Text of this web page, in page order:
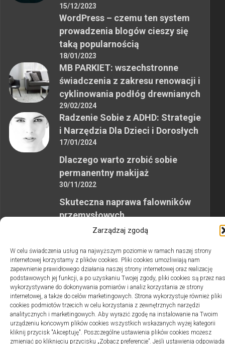
Zarządzaj zgodą
W celu świadczenia usług na najwyższym poziomie w ramach naszej strony
internetowej korzystamy z plików cookies. Pliki cookies umożliwiają nam
zapewnienie prawidłowego działania naszej strony internetowej oraz realizację
podstawowych jej funkcji, a po uzyskaniu Twojej zgody, pliki cookies są przez nas
wykorzystywane do dokonywania pomiarów i analiz korzystania ze strony
internetowej, a także do celów marketingowych. Strona wykorzystuje również pliki
cookies podmiotów trzecich w celu korzystania z zewnętrznych narzędzi
analitycznych i marketingowych. Aby wyrazić zgodę na instalowanie na Twoim
urządzeniu końcowym plików cookies wszystkich wskazanych wyżej kategorii
kliknij przycisk "Akceptuję". Poszczególne ustawienia plików cookies możesz
zmieniać po kliknięciu przycisku „Zobacz preferencje”. Jeśli ustawienia
15/12/2023
WordPress – czemu ten system
prowadzenia blogów cieszy się
taką popularnością
18/01/2023
MB PARKIET: wszechstronne
świadczenia z zakresu renowacji i
cyklinowania podłóg drewnianych
29/02/2024
Radzenie Sobie z ADHD: Strategie
i Narzędzia Dla Dzieci i Dorosłych
17/01/2024
Dlaczego warto zrobić sobie
permanentny makijaż
30/11/2022
Skuteczna naprawa falowników
przemysłowych
12/10/2023
2swiaty.pl © 2026. Wszelkie prawa zastrzeżone.